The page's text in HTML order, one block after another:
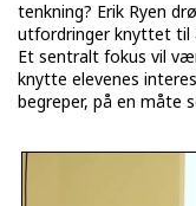
tenkning? Erik Ryen
utfordringer knyttet til
Et sentralt fokus vil
knytte elevenes
begreper, på en måte